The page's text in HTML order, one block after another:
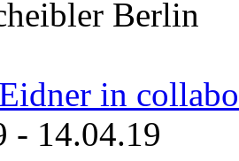
Berlin
in
- 14.04.19